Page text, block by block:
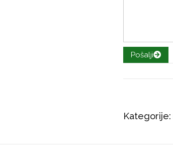
Pošalji
Kategorije: